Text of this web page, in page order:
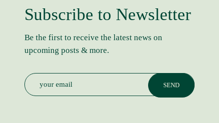
Subscribe to Newsletter
Be the first to receive the latest news on
upcoming posts & more.